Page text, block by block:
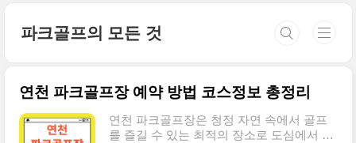
파크골프의 모든 것
연천 파크골프장 예약 방법 코스정보 총정리
연천 파크골프장은 청정 자연 속에서 골프
를 즐길 수 있는 최적의 장소로 도심에서 접